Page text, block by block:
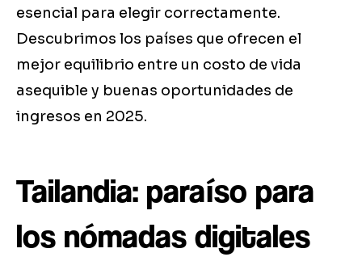
esencial para elegir correctamente.
Descubrimos los países que ofrecen el
mejor equilibrio entre un costo de vida
asequible y buenas oportunidades de
ingresos en 2025.
Tailandia: paraíso para
los nómadas digitales